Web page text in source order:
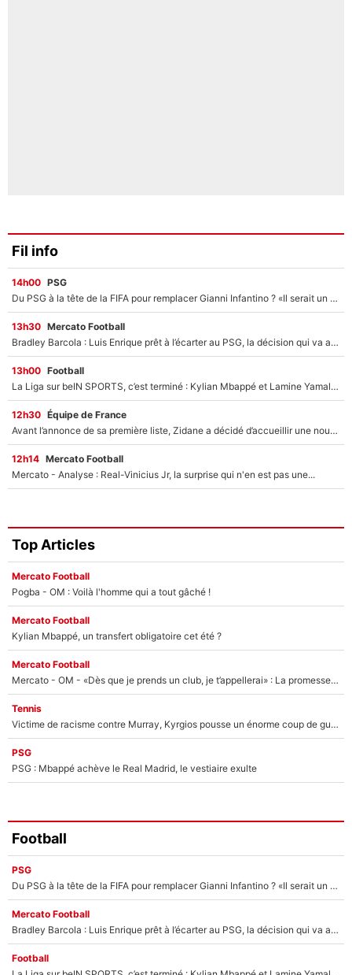
Fil info
14h00 PSG
Du PSG à la tête de la FIFA pour remplacer Gianni Infantino ? «Il serait un mauvais président», le patron de la Liga s'attaque à Nasser Al-Khelaïfi !
13h30 Mercato Football
Bradley Barcola : Luis Enrique prêt à l’écarter au PSG, la décision qui va accélérer son transfert à Liverpool ?
13h00 Football
La Liga sur beIN SPORTS, c’est terminé : Kylian Mbappé et Lamine Yamal changent de chaîne, «le moment était venu d'ouvrir un nouveau chapitre»
12h30 Équipe de France
Avant l’annonce de sa première liste, Zidane a décidé d’accueillir une nouvelle tête en équipe de France
12h14 Mercato Football
Mercato - Analyse : Real-Vinicius Jr, la surprise qui n'en est pas une...
Top Articles
Mercato Football
Pogba - OM : Voilà l'homme qui a tout gâché !
Mercato Football
Kylian Mbappé, un transfert obligatoire cet été ?
Mercato Football
Mercato - OM - «Dès que je prends un club, je t’appellerai» : La promesse de Marcelino au moment de claquer la porte
Tennis
Victime de racisme contre Murray, Kyrgios pousse un énorme coup de gueule !
PSG
PSG : Mbappé achève le Real Madrid, le vestiaire exulte
Football
PSG
Du PSG à la tête de la FIFA pour remplacer Gianni Infantino ? «Il serait un mauvais président», le patron de la Liga s'attaque à Nasser Al-Khelaïfi !
Mercato Football
Bradley Barcola : Luis Enrique prêt à l’écarter au PSG, la décision qui va accélérer son transfert à Liverpool ?
Football